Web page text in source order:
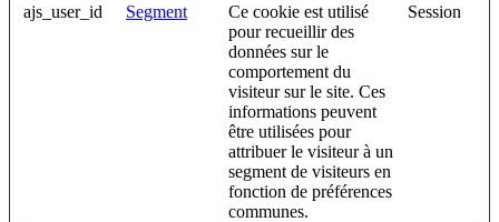
ajs_user_id Segment
Ce cookie est utilisé
pour recueillir des
données sur le
comportement du
visiteur sur le site. Ces
informations peuvent
être utilisées pour
attribuer le visiteur à un
segment de visiteurs en
fonction de préférences
communes.
Session